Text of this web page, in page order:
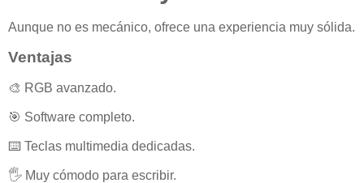
Aunque no es mecánico, ofrece una experiencia muy sólida.
Ventajas
🎨 RGB avanzado.
🎯 Software completo.
⌨️ Teclas multimedia dedicadas.
🖐️ Muy cómodo para escribir.